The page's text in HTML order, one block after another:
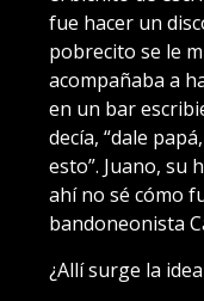
fue hacer un
pobrecito se le
acompañaba a
en un bar
decía, “dale
esto”. Juano, su
ahí no sé cómo
bandoneonista
¿Allí surge la